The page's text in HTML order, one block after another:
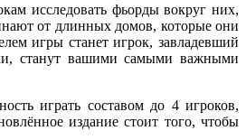
исследовать фьорды вокруг них,
от длинных домов, которые они
игры станет игрок, завладевший
станут вашими самыми важными
играть составом до 4 игроков,
издание стоит того, чтобы